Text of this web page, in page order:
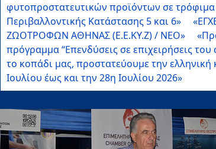
φυτοπροστατευτικών προϊόντων σε
Περιβαλλοντικής Κατάστασης 5 και 6»
ΖΩΟΤΡΟΦΩΝ ΑΘΗΝΑΣ (Ε.Ε.ΚΥ.Ζ) / ΝΕΟ»
πρόγραμμα “Επενδύσεις σε επιχειρήσεις
το κοπάδι μας, προστατεύουμε την ελληνική
Ιουλίου έως και την 28η Ιουλίου 2026»